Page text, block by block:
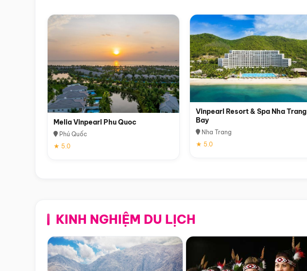
Melia Vinpearl Phu Quoc
Phú Quốc
★ 5.0
Vinpearl Resort & Spa Nha Trang
Bay
Nha Trang
★ 5.0
KINH NGHIỆM DU LỊCH